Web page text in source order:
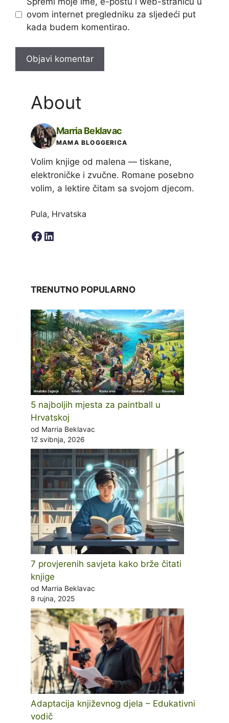
ovom internet pregledniku za sljedeći put
kada budem komentirao.
About
Marria Beklavac
MAMA BLOGGERICA
Volim knjige od malena — tiskane,
elektroničke i zvučne. Romane posebno
volim, a lektire čitam sa svojom djecom.
Pula, Hrvatska
Facebook
LinkedIn
TRENUTNO POPULARNO
5 najboljih mjesta za paintball u
Hrvatskoj
od Marria Beklavac
12 svibnja, 2026
7 provjerenih savjeta kako brže čitati
knjige
od Marria Beklavac
8 rujna, 2025
Adaptacija književnog djela – Edukativni
vodič